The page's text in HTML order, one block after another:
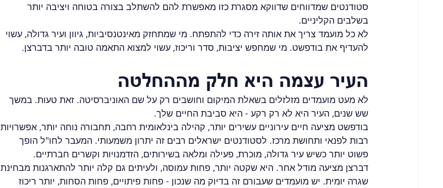
סטודנטים שמדווחים שדווקא מסגרת כזו מאפשרת להם להשתלב בצורה בטוחה ויציבה יותר
בשלבים הקליניים.
לא כל מועמד צריך את אותה זירה כדי להתפתח. מי שמתחזק מאינטנסיביות, גיוון ועיר גדולה, עשוי
להעדיף את בודפשט. מי שמחפש יציבות, סדר וריכוז, עשוי למצוא התאמה טובה יותר בדברצן.
העיר עצמה היא חלק מההחלטה
לא מעט מועמדים מזלזלים בשאלת המיקום וחושבים רק על שם האוניברסיטה. זאת טעות. במשך
שש שנים, העיר היא לא רק רקע - היא סביבת החיים שלך.
בודפשט מציעה חיים עירוניים עשירים יותר, קהילה בינלאומית רחבה, תחבורה נוחה יותר, אפשרויות
רבות לפנאי ותחושת מרכז. לסטודנטים ישראלים רבים זה יתרון משמעותי. המעבר לחו"ל הופך
פשוט יותר כשיש עיר גדולה, מוכרת, פעילה ומלאה בשירותים, הזדמנויות וקשרים חברתיים.
דברצן מציעה מודל אחר. היא שקטה יותר, פחות עמוסה, ולעיתים גם קלה יותר להתארגנות מבחינת
שגרה יומית. יש מועמדים שעבורם זה בדיוק מה שנכון - פחות פיתויים, פחות הסחות, יותר ריכוז